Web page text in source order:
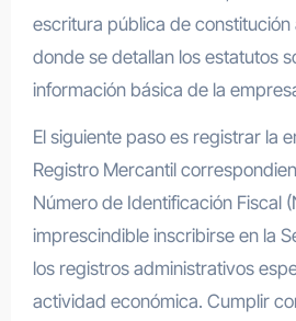
escritura pública de constitución
donde se detallan los estatutos
información básica de la
El siguiente paso es registrar la
Registro Mercantil
Número de Identificación Fiscal
imprescindible inscribirse en la
los registros administrativos
actividad económica. Cumplir